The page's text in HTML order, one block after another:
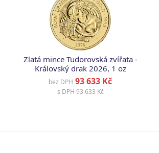
Zlatá mince Tudorovská zvířata -
Královský drak 2026, 1 oz
bez DPH 93 633 Kč
s DPH 93 633 Kč